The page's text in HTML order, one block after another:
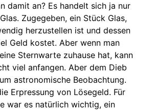
damit an? Es handelt sich ja nur
Zugegeben, ein Stück Glas,
herzustellen ist und dessen
Geld kostet. Aber wenn man
Sternwarte zuhause hat, kann
viel anfangen. Aber dem Dieb
astronomische Beobachtung.
Erpressung von Lösegeld. Für
war es natürlich wichtig, ein